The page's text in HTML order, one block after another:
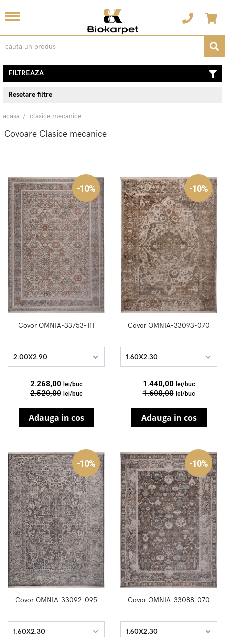
FILTREAZA
Resetare filtre
acasa clasice mecanice
Covoare Clasice mecanice
-10%
Covor OMNIA-33753-111
2.00X2.90
2.268,00 lei/buc
2.520,00 lei/buc
Adauga in cos
-10%
Covor OMNIA-33093-070
1.60X2.30
1.440,00 lei/buc
1.600,00 lei/buc
Adauga in cos
-10%
Covor OMNIA-33092-095
1.60X2.30
-10%
Covor OMNIA-33088-070
1.60X2.30